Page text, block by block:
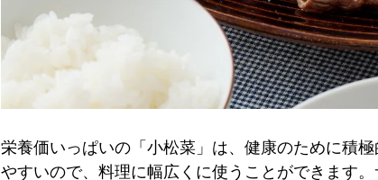
栄養価いっぱいの「小松菜」は、健康のために積
やすいので、料理に幅広くに使うことができます